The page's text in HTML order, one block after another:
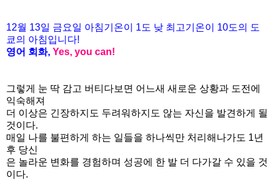
12월 13일 금요일 아침기온이 1도 낮 최고기온이 10도의 도
쿄의 아침입니다!
영어 회화, Yes, you can!
그렇게 눈 딱 감고 버티다보면 어느새 새로운 상황과 도전에
익숙해져
더 이상은 긴장하지도 두려워하지도 않는 자신을 발견하게 될
것이다.
매일 나를 불편하게 하는 일들을 하나씩만 처리해나가도 1년
후 당신
은 놀라운 변화를 경험하며 성공에 한 발 더 다가갈 수 있을 것
이다.